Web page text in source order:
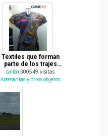
Textiles que forman
parte de los trajes
tipicos de Guatemala
(alfa) 300549 visitas
Artesanías y otros objetos